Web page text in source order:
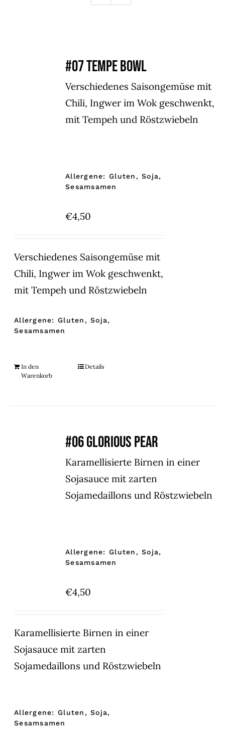
#07 TEMPE BOWL
Verschiedenes Saisongemüse mit
Chili, Ingwer im Wok geschwenkt,
mit Tempeh und Röstzwiebeln
Allergene: Gluten, Soja,
Sesamsamen
€4,50
Verschiedenes Saisongemüse mit
Chili, Ingwer im Wok geschwenkt,
mit Tempeh und Röstzwiebeln
Allergene: Gluten, Soja,
Sesamsamen
In den
Warenkorb
Details
#06 GLORIOUS PEAR
Karamellisierte Birnen in einer
Sojasauce mit zarten
Sojamedaillons und Röstzwiebeln
Allergene: Gluten, Soja,
Sesamsamen
€4,50
Karamellisierte Birnen in einer
Sojasauce mit zarten
Sojamedaillons und Röstzwiebeln
Allergene: Gluten, Soja,
Sesamsamen